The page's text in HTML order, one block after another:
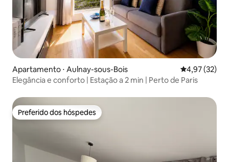
Apartamento ⋅ Aulnay-sous-Bois 4,97 de uma
4,97 (32)
Elegância e conforto | Estação a 2 min | Perto de Paris
Preferido dos hóspedes
Preferido dos hóspedes